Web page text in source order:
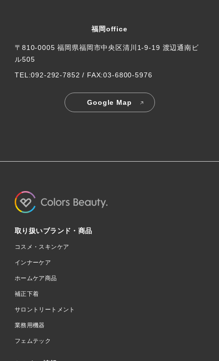
福岡office
〒810-0005 福岡県福岡市中央区清川1-9-19 渡辺通南ビ
ル505
TEL:092-292-7852 / FAX:03-6800-5976
Google Map
取り扱いブランド・商品
コスメ・スキンケア
インナーケア
ホームケア商品
補正下着
サロントリートメント
業務用機器
フェムテック